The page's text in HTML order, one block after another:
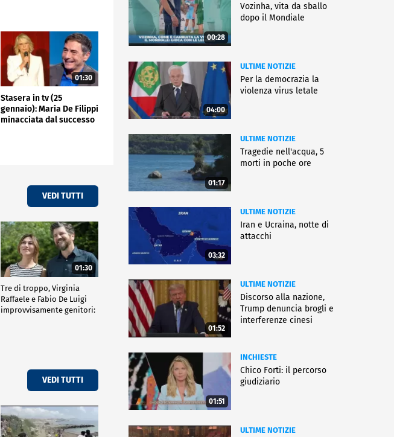
01:30
Stasera in tv (25
gennaio): Maria De Filippi
minacciata dal successo
VEDI TUTTI
01:30
Tre di troppo, Virginia
Raffaele e Fabio De Luigi
improvvisamente genitori:
VEDI TUTTI
00:28
Vozinha, vita da sballo
dopo il Mondiale
04:00
ULTIME NOTIZIE
Per la democrazia la
violenza virus letale
01:17
ULTIME NOTIZIE
Tragedie nell'acqua, 5
morti in poche ore
03:32
ULTIME NOTIZIE
Iran e Ucraina, notte di
attacchi
01:52
ULTIME NOTIZIE
Discorso alla nazione,
Trump denuncia brogli e
interferenze cinesi
01:51
INCHIESTE
Chico Forti: il percorso
giudiziario
ULTIME NOTIZIE